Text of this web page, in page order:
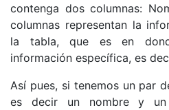
contenga dos columnas:
columnas representan la
la tabla, que es en
información específica, es
Así pues, si tenemos un par
es decir un nombre y un